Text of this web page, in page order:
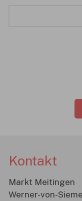
Kontakt
Markt Meitingen
Werner-von-